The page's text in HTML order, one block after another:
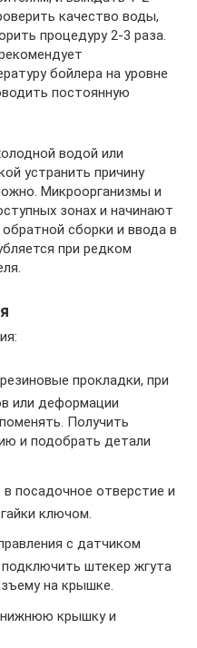
качество воды,
процедуру 2-3 раза.
бойлера на уровне
постоянную
водой или
устранить причину
Микроорганизмы и
зонах и начинают
сборки и ввода в
при редком
прокладки, при
или деформации
Получить
и подобрать детали
в посадочное отверстие и
ключом.
с датчиком
штекер жгута
на крышке.
крышку и